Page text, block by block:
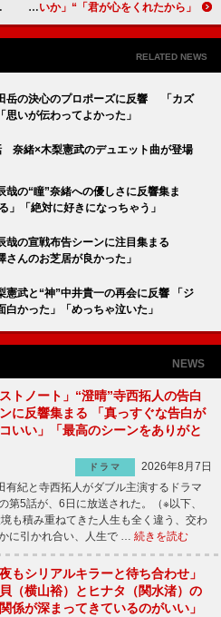
「君が心をくれたから」“太陽”山田裕貴と遺作絵画のとある共通メッセージに視聴者涙 「これ最終回に体中の水分全部なくなるんじゃないか」
RELATED NEWS
岳の決心のプロポーズに反響 「カズ
いが伝わってよかった」
奈緒×木梨憲武のデュエット曲が登場
哉の“瞳”奈緒への優しさに反響集ま
「絶対に好きになっちゃう」
哉の宣戦布告シーンに注目集まる
さんのお芝居が良かった」
憲武と“神”中井貴一の再会に反響 「ジ
かった」「めっちゃ泣いた」
NEWS
ストノート」“澄晴”寺西拓人の告白
に反響集まる 「真っすぐな告白が
いい」「最高のシーンをありがと
ドラマ
2026年8月7日
紀と寺西拓人がダブル主演するドラマ
第5話が、6日に放送された。（※以下、
も積み重ねてきた人生も全く違う、交わ
に引かれ合い、人生で … 続きを読む
夜もシリアルキラーと待ち合わせ」
貝（横山裕）とヒナタ（関水渚）の
係が深まってきているのがいい」